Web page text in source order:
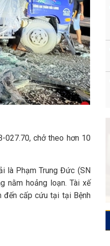
027.70, chở theo hơn 10
là Phạm Trung Đức (SN
nằm hoảng loạn. Tài xế
đến cấp cứu tại tại Bệnh